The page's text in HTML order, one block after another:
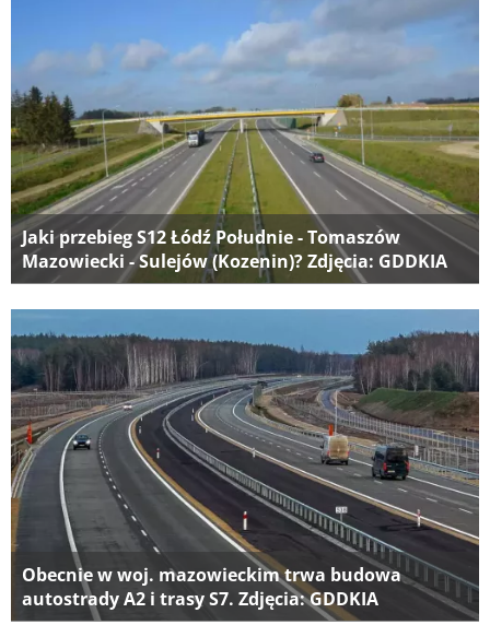
Jaki przebieg S12 Łódź Południe - Tomaszów
Mazowiecki - Sulejów (Kozenin)? Zdjęcia: GDDKIA
Obecnie w woj. mazowieckim trwa budowa
autostrady A2 i trasy S7. Zdjęcia: GDDKIA